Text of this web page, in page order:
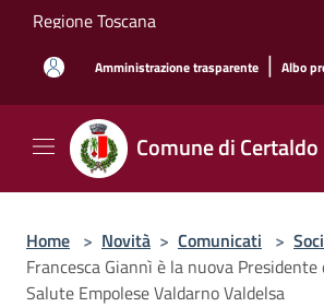
Salta al contenuto principale
Regione Toscana
Amministrazione trasparente | Albo
Comune di Certaldo
Home > Novità > Comunicati >
Francesca Giannì è la nuova
Salute Empolese Valdarno Valdelsa